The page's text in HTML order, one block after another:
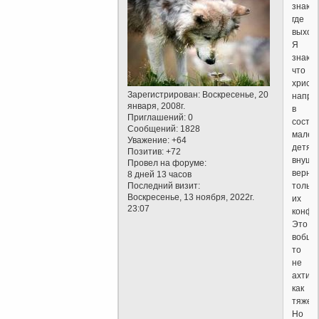
Зарегистрирован: Воскресенье, 20
января, 2008г.
Приглашений: 0
Сообщений: 1828
Уважение: +64
Позитив: +72
Провел на форуме:
8 дней 13 часов
Последний визит:
Воскресенье, 13 ноября, 2022г.
23:07
знаю,
где
выход!
Я
знаю,
что
в
детям
только
их
Это
то
не
ахти
как
Но